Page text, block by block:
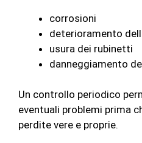
corrosioni
deterioramento
usura dei rubinetti
danneggiamento
Un controllo periodico
eventuali problemi prima
perdite vere e proprie.